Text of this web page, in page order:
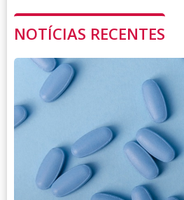
NOTÍCIAS RECENTES